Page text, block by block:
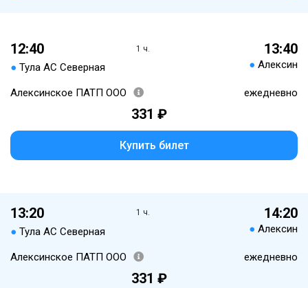
12:40
● Тула АС Северная
1 ч. 13:40
● Алексин
Алексинское ПАТП ООО ежедневно
331 ₽
Купить билет
13:20
● Тула АС Северная
1 ч. 14:20
● Алексин
Алексинское ПАТП ООО ежедневно
331 ₽